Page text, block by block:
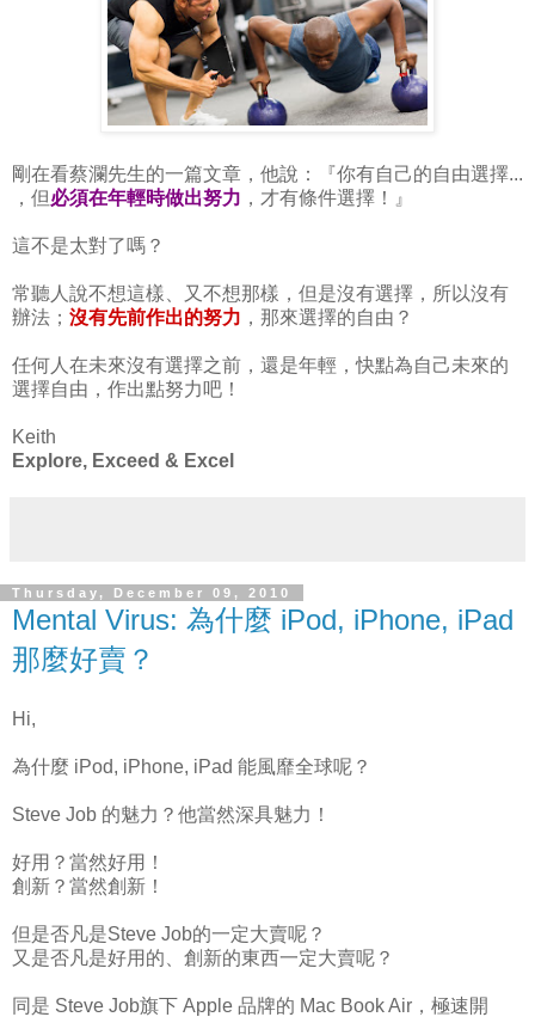
剛在看蔡瀾先生的一篇文章，他說：『你有自己的自由選擇...
，但必須在年輕時做出努力 ，才有條件選擇！』
這不是太對了嗎？
常聽人說不想這樣、又不想那樣，但是沒有選擇，所以沒有
辦法； 沒有先前作出的努力 ，那來選擇的自由？
任何人在未來沒有選擇之前，還是年輕，快點為自己未來的
選擇自由，作出點努力吧！
Keith
Explore, Exceed & Excel
Thursday, December 09, 2010
Mental Virus: 為什麼 iPod, iPhone, iPad
那麼好賣？
Hi,
為什麼 iPod, iPhone, iPad 能風靡全球呢？
Steve Job 的魅力？他當然深具魅力！
好用？當然好用！
創新？當然創新！
但是否凡是Steve Job的一定大賣呢？
又是否凡是好用的、創新的東西一定大賣呢？
同是 Steve Job旗下 Apple 品牌的 Mac Book Air，極速開